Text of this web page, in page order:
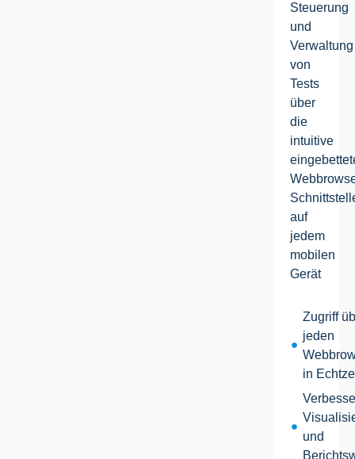
Steuerung
und
Verwaltung
von
Tests
über
die
intuitive
auf
jedem
mobilen
Gerät
Zugriff
jeden
in
und